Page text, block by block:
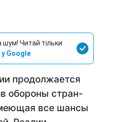
шум! Читай тільки
у Google
продолжается
обороны стран-
все шансы